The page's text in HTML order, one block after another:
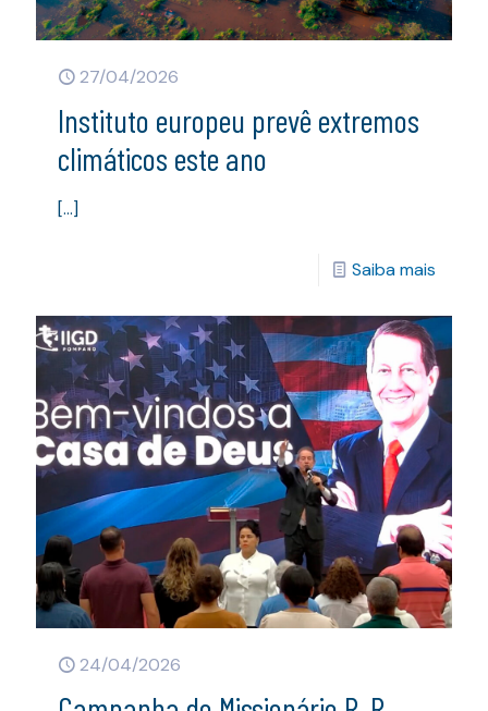
27/04/2026
Instituto europeu prevê extremos
climáticos este ano
[…]
Saiba mais
24/04/2026